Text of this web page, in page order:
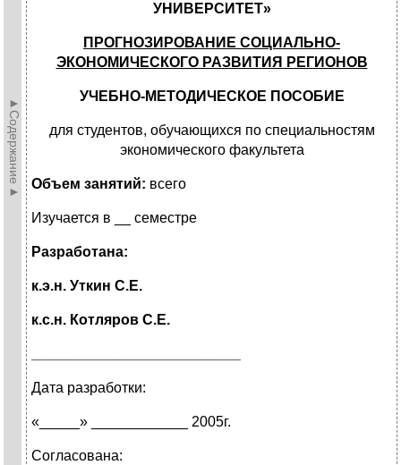
►Содержание►
УНИВЕРСИТЕТ»
ПРОГНОЗИРОВАНИЕ СОЦИАЛЬНО-
ЭКОНОМИЧЕСКОГО РАЗВИТИЯ РЕГИОНОВ
УЧЕБНО-МЕТОДИЧЕСКОЕ ПОСОБИЕ
для студентов, обучающихся по специальностям
экономического факультета
Объем занятий: всего
Изучается в __ семестре
Разработана:
к.э.н. Уткин С.Е.
к.с.н. Котляров С.Е.
Дата разработки:
«_____» ____________ 2005г.
Согласована: